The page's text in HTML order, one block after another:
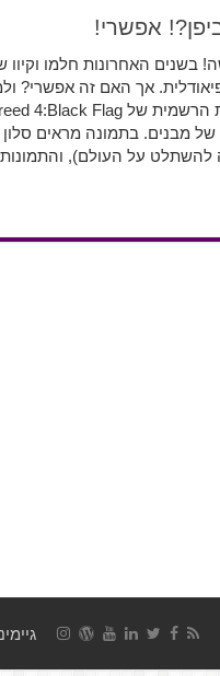
אך האם זה אפשרי?